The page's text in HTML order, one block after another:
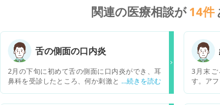
関連の医療相談が14件
舌の側面の口内炎
2月の下旬に初めて舌の側面に口内炎ができ、耳
鼻科を受診したところ、何か刺激となるきっかけ
3月末
す。ア